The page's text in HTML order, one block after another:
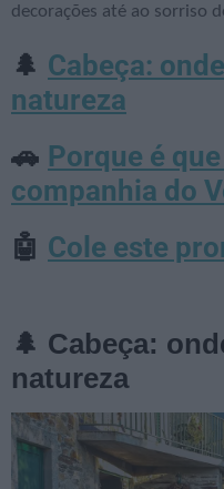
decorações até ao sorriso
🌲 Cabeça:
natureza
🚗 Porque é
companhia do
🤖 Cole este
🌲 Cabeça:
natureza